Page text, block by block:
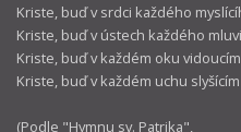
Kriste, buď v srdci každého
Kriste, buď v ústech každého
Kriste, buď v každém oku
Kriste, buď v každém uchu
(Podle "Hymnu sv. Patrika",